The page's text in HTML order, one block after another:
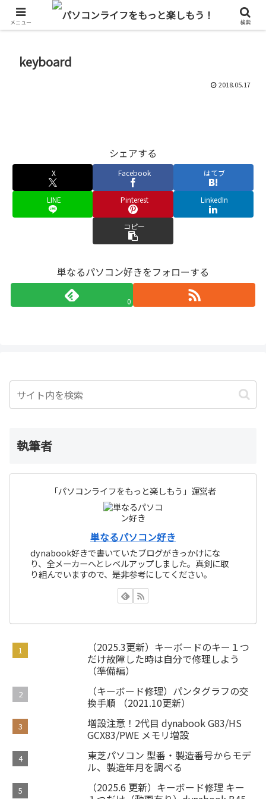
単なるパソコン好きのブログ
keyboard
2018.05.17
シェアする
X Facebook はてブ
LINE Pinterest LinkedIn
コピー
単なるパソコン好きをフォローする
0
執筆者
「パソコンライフをもっと楽しもう」運営者
単なるパソコン好き
dynabook好きで書いていたブログがきっかけにな
り、全メーカーへとレベルアップしました。真剣に取
り組んでいますので、是非参考にしてください。
（2025.3更新）キーボードのキー１つ
だけ故障した時は自分で修理しよう
（準備編）
（キーボード修理）パンタグラフの交
換手順 （2021.10更新）
増設注意！2代目 dynabook G83/HS
GCX83/PWE メモリ増設
東芝パソコン 型番・製造番号からモデ
ル、製造年月を調べる
（2025.6 更新）キーボード修理 キー
メニュー 検索